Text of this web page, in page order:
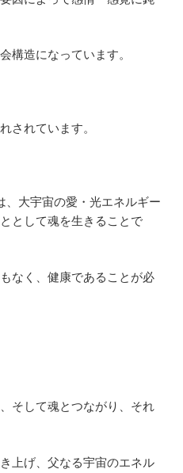
構造になっています。
されています。
、大宇宙の愛・光エネルギー
として魂を生きることで
なく、健康であることが必
そして魂とつながり、それ
上げ、父なる宇宙のエネル